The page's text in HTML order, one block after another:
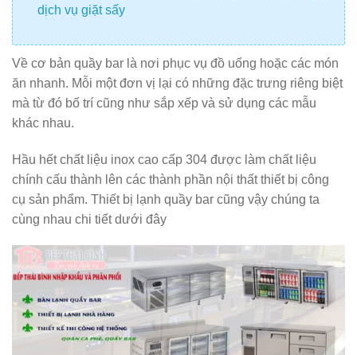
dịch vụ giặt sấy
Về cơ bản quầy bar là nơi phục vụ đồ uống hoặc các món
ăn nhanh. Mỗi một đơn vị lại có những đặc trưng riêng biệt
mà từ đó bố trí cũng như sắp xếp và sử dụng các mẫu
khác nhau.
Hầu hết chất liệu inox cao cấp 304 được làm chất liệu
chính cấu thành lên các thành phần nội thất thiết bị công
cụ sản phẩm. Thiết bị lạnh quầy bar cũng vậy chúng ta
cùng nhau chi tiết dưới đây